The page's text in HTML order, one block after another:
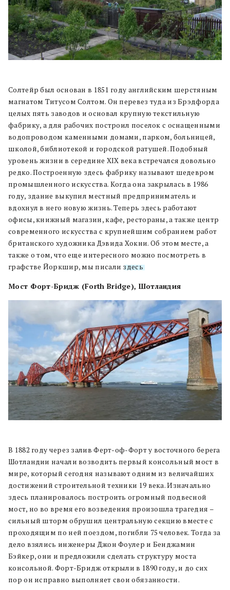
Солтейр был основан в 1851 году английским шерстяным
магнатом Титусом Солтом. Он перевез туда из Брэдфорда
целых пять заводов и основал крупную текстильную
фабрику, а для рабочих построил поселок с оснащенными
водопроводом каменными домами, парком, больницей,
школой, библиотекой и городской ратушей. Подобный
уровень жизни в середине XIX века встречался довольно
редко. Построенную здесь фабрику называют шедевром
промышленного искусства. Когда она закрылась в 1986
году, здание выкупил местный предприниматель и
вдохнул в него новую жизнь. Теперь здесь работают
офисы, книжный магазин, кафе, рестораны, а также центр
современного искусства с крупнейшим собранием работ
британского художника Дэвида Хокни. Об этом месте, а
также о том, что еще интересного можно посмотреть в
графстве Йоркшир, мы писали здесь.
Мост Форт-Бридж (Forth Bridge), Шотландия
В 1882 году через залив Ферт-оф-Форт у восточного берега
Шотландии начали возводить первый консольный мост в
мире, который сегодня называют одним из величайших
достижений строительной техники 19 века. Изначально
здесь планировалось построить огромный подвесной
мост, но во время его возведения произошла трагедия –
сильный шторм обрушил центральную секцию вместе с
проходящим по ней поездом, погибли 75 человек. Тогда за
дело взялись инженеры Джон Фоулер и Бенджамин
Бэйкер, они и предложили сделать структуру моста
консольной. Форт-Бридж открыли в 1890 году, и до сих
пор он исправно выполняет свои обязанности.